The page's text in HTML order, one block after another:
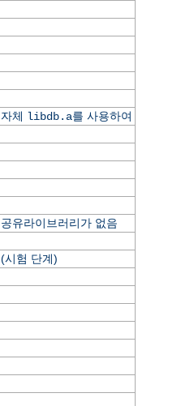
자체 libdb.a를 사용하여
공유라이브러리가 없음
(시험 단계)